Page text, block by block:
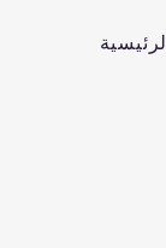
الرئيسية